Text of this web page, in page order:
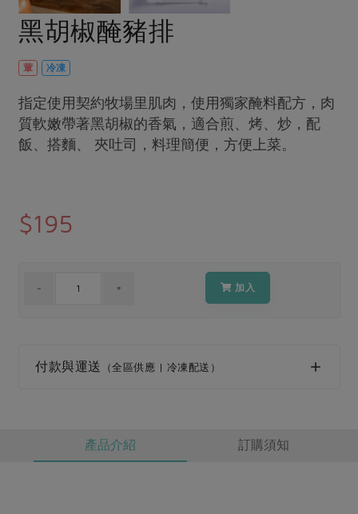
美妝保養
家庭清潔
日用品
防災用品
最新產品
素食專區
主題食譜
養身食補
節慶大餐
2024農業發展計畫年度報告
更多議題活動
把最好的台灣味帶回家！
生活者e週報
綠主張月刊
典藏閱覽室
社務專區
選舉專區
最新消息
媒體報導
下載專區
社務會議
黑胡椒醃豬排
葷 冷凍
指定使用契約牧場里肌肉，使用獨家醃料配方，肉
質軟嫩帶著黑胡椒的香氣，適合煎、烤、炒，配
飯、搭麵、 夾吐司，料理簡便，方便上菜。
$195
加入
付款與運送 （全區供應 | 冷凍配送）
產品介紹 訂購須知